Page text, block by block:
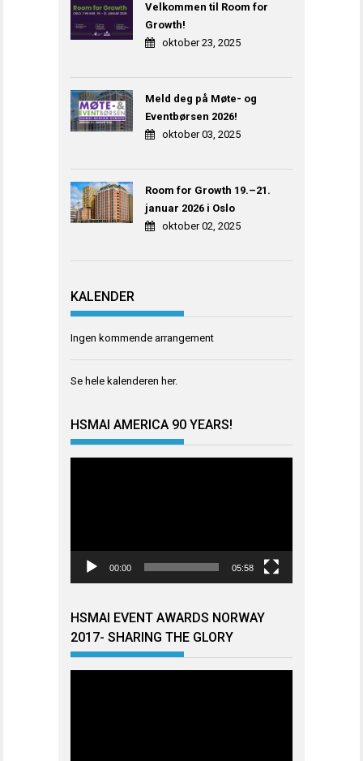
Velkommen til Room for
Growth!
oktober 23, 2025
Meld deg på Møte- og
Eventbørsen 2026!
oktober 03, 2025
Room for Growth 19.–21.
januar 2026 i Oslo
oktober 02, 2025
KALENDER
Ingen kommende arrangement
Se hele kalenderen her.
HSMAI AMERICA 90 YEARS!
00:00 05:58
HSMAI EVENT AWARDS NORWAY
2017- SHARING THE GLORY